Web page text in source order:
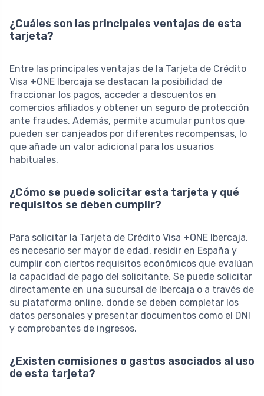
¿Cuáles son las principales ventajas de esta
tarjeta?
Entre las principales ventajas de la Tarjeta de Crédito
Visa +ONE Ibercaja se destacan la posibilidad de
fraccionar los pagos, acceder a descuentos en
comercios afiliados y obtener un seguro de protección
ante fraudes. Además, permite acumular puntos que
pueden ser canjeados por diferentes recompensas, lo
que añade un valor adicional para los usuarios
habituales.
¿Cómo se puede solicitar esta tarjeta y qué
requisitos se deben cumplir?
Para solicitar la Tarjeta de Crédito Visa +ONE Ibercaja,
es necesario ser mayor de edad, residir en España y
cumplir con ciertos requisitos económicos que evalúan
la capacidad de pago del solicitante. Se puede solicitar
directamente en una sucursal de Ibercaja o a través de
su plataforma online, donde se deben completar los
datos personales y presentar documentos como el DNI
y comprobantes de ingresos.
¿Existen comisiones o gastos asociados al uso
de esta tarjeta?